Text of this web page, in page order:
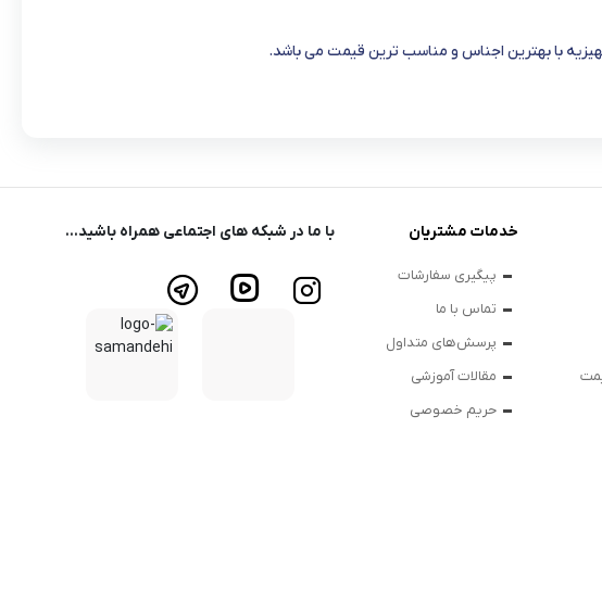
با بهترین اجناس و مناسب ترین قیمت می باشد.
خدمات مشتریان
پیگیری سفارشات
تماس با ما
پرسش‌های متداول
مقالات آموزشی
حریم خصوصی
با ما در شبکه های اجتماعی همراه باشید...